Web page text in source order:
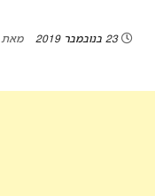
23 בנובמבר 2019 מאת